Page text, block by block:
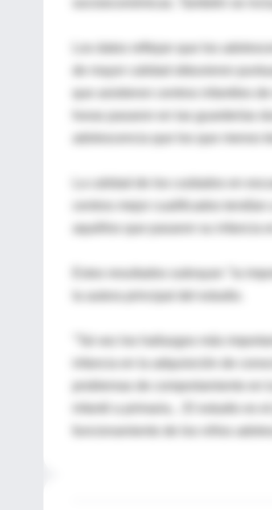
Los datos reflejan que los
de mayor calidad obtuvieron
que asistieron centros infantiles
horas pasaron en las guarderías
adolescencia que los que menos
La calidad de los cuidados en
aquéllos que pasaron su infancia
Estos resultados subrayan "la
"Tal vez los hallazgos más
infancia en la adquisición de
problemas de comportamiento
funcionamiento de los niños